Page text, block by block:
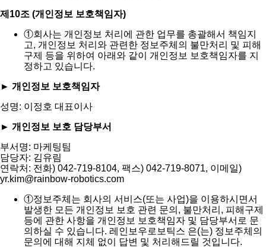
제10조 (개인정보 보호책임자)
①회사는 개인정보 처리에 관한 업무를 총괄해서 책임지
고, 개인정보 처리와 관련한 정보주체의 불만처리 및 피해
구제 등을 위하여 아래와 같이 개인정보 보호책임자를 지
정하고 있습니다.
► 개인정보 보호책임자
성명: 이정호 대표이사
► 개인정보 보호 담당부서
부서명: 마케팅팀
담당자: 김유림
연락처: 전화) 042-719-8104, 팩스) 042-719-8071, 이메일)
yr.kim@rainbow-robotics.com
①정보주체는 회사의 서비스(또는 사업)을 이용하시면서
발생한 모든 개인정보 보호 관련 문의, 불만처리, 피해구제
등에 관한 사항을 개인정보 보호책임자 및 담당부서로 문
의하실 수 있습니다. 레인보우로보틱스 은(는) 정보주체의
문의에 대해 지체 없이 답변 및 처리해드릴 것입니다.